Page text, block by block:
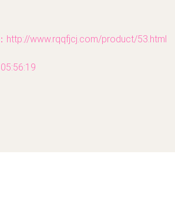
http://www.rqqfjcj.com/product/53.html